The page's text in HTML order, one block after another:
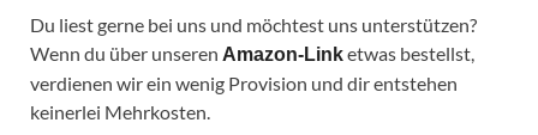
Du liest gerne bei uns und möchtest uns unterstützen?
Wenn du über unseren Amazon-Linketwas bestellst,
verdienen wir ein wenig Provision und dir entstehen
keinerlei Mehrkosten.